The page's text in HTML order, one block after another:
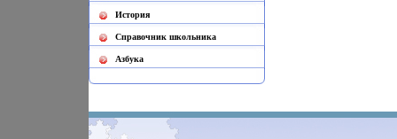
История
Cправочник школьника
Азбука